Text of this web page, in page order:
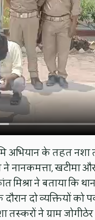
अभियान के तहत
ने नानकमत्ता, खटीमा
ने बताया कि
दौरान दो व्यक्तियों
ने ग्राम